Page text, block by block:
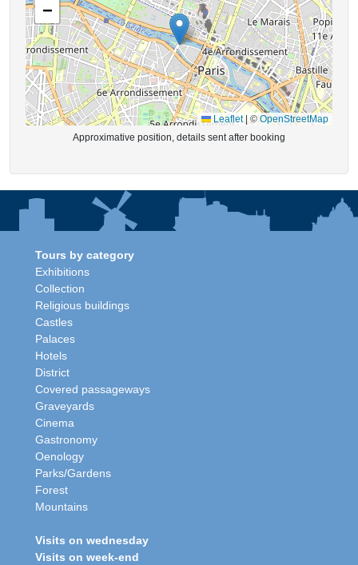
−
Leaflet © OpenStreetMap
Approximative position, details sent after booking
Tours by category
Exhibitions
Collection
Religious buildings
Castles
Palaces
Hotels
District
Covered passageways
Graveyards
Cinema
Gastronomy
Oenology
Parks/Gardens
Forest
Mountains
Visits on wednesday
Visits on week-end